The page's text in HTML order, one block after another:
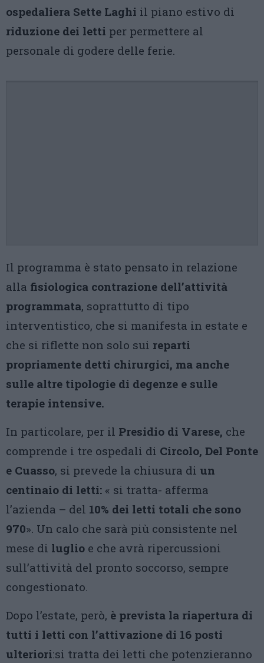
ospedaliera Sette Laghi il piano estivo di
riduzione dei letti per permettere al
personale di godere delle ferie.
Il programma è stato pensato in relazione
alla fisiologica contrazione dell’attività
programmata, soprattutto di tipo
interventistico, che si manifesta in estate e
che si riflette non solo sui reparti
propriamente detti chirurgici, ma anche
sulle altre tipologie di degenze e sulle
terapie intensive.
In particolare, per il Presidio di Varese, che
comprende i tre ospedali di Circolo, Del Ponte
e Cuasso, si prevede la chiusura di un
centinaio di letti: « si tratta- afferma
l’azienda – del 10% dei letti totali che sono
970». Un calo che sarà più consistente nel
mese di luglio e che avrà ripercussioni
sull’attività del pronto soccorso, sempre
congestionato.
Dopo l’estate, però, è prevista la riapertura di
tutti i letti con l’attivazione di 16 posti
ulteriori:si tratta dei letti che potenzieranno